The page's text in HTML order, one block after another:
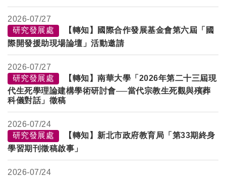
2026-07/27
研究發展處
【轉知】國際合作發展基金會第六屆「國
際開發援助現場論壇」活動邀請
2026-07/27
研究發展處
【轉知】南華大學「2026年第二十三屆現
代生死學理論建構學術研討會──當代宗教生死觀與殯葬
科儀對話」徵稿
2026-07/24
研究發展處
【轉知】新北市政府教育局「第33期終身
學習期刊徵稿啟事」
2026-07/24